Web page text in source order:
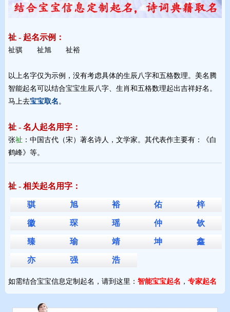
祉 - 起名示例：
祉骐 祉旭 祉裕
以上名字仅为示例，没有考虑具体的生辰八字和五格数理。美名腾
智能起名可以结合宝宝生辰八字、生肖和五格数理起出吉祥好名。
马上去宝宝取名。
祉 - 名人起名用字：
张祉 ：中国古代（宋）著名诗人，文学家。其代表作主要有：《白
鹤峰》等。
祉 - 相关起名用字：
骐 旭 裕 佑 梓
徽 琛 瑶 仲 钦
臻 瑜 靖 坤 鑫
亦 强 浩
如需结合宝宝信息定制起名，请到这里： 智能宝宝起名 ， 专家起名